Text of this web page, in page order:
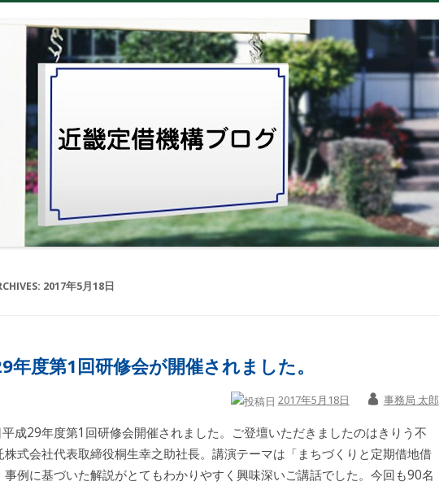
2017年5月18日
年度第1回研修会が開催されました。
2017年5月18日 事務局 太郎
成29年度第1回研修会開催されました。ご登壇いただきましたのはきりう不
株式会社代表取締役桐生幸之助社長。講演テーマは「まちづくりと定期借地借
事例に基づいた解説がとてもわかりやすく興味深いご講話でした。今回も90名